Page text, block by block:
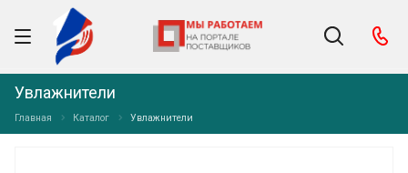
Увлажнители
Главная Каталог Увлажнители